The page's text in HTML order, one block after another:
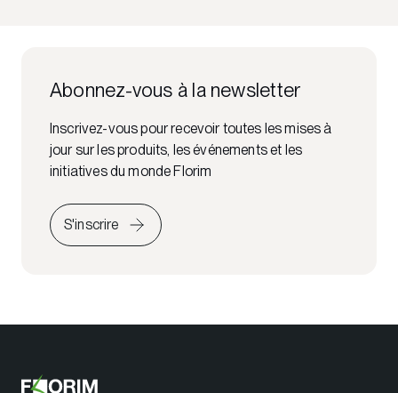
Abonnez-vous à la newsletter
Inscrivez-vous pour recevoir toutes les mises à
jour sur les produits, les événements et les
initiatives du monde Florim
S'inscrire